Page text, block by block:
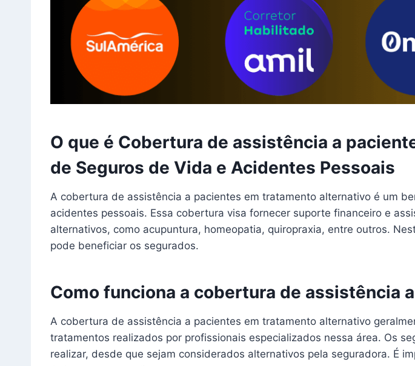
O que é Cobertura de assistência a
de Seguros de Vida e Acidentes Pessoais
A cobertura de assistência a pacientes em tratamento alternativo é um
acidentes pessoais. Essa cobertura visa fornecer suporte financeiro e
alternativos, como acupuntura, homeopatia, quiropraxia, entre outros.
pode beneficiar os segurados.
Como funciona a cobertura de assistência
A cobertura de assistência a pacientes em tratamento alternativo
tratamentos realizados por profissionais especializados nessa área. Os
realizar, desde que sejam considerados alternativos pela seguradora. É